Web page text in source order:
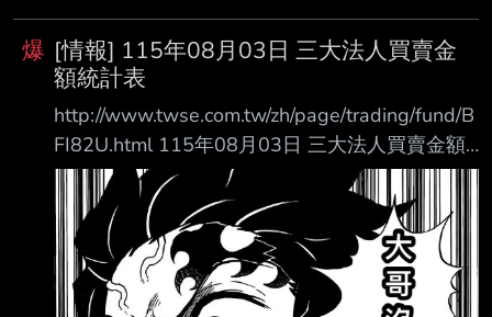
爆 [情報] 115年08月03日 三大法人買賣金
額統計表
http://www.twse.com.tw/zh/page/trading/fund/B
FI82U.html 115年08月03日 三大法人買賣金額
統計表 單位名稱 買進金額(億元) 賣出金額(億元)
買賣差額(億元) 自營商(自行買賣) 72.19 130.46
自營商(避險) 312.13 460.39 投 信 317.22
106.53 +210.68 外資及陸資 3429.08 3620.99
外資自營商 0 0 0